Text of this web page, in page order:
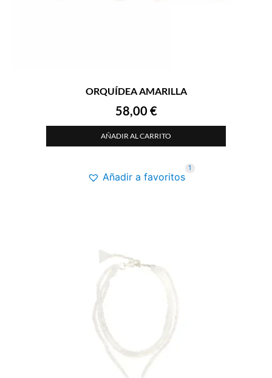
ORQUÍDEA AMARILLA
58,00 €
AÑADIR AL CARRITO
Añadir a favoritos
1